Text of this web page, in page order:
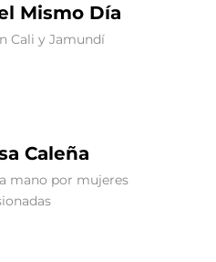
Mismo Día
Cali y Jamundí
Caleña
mano por mujeres